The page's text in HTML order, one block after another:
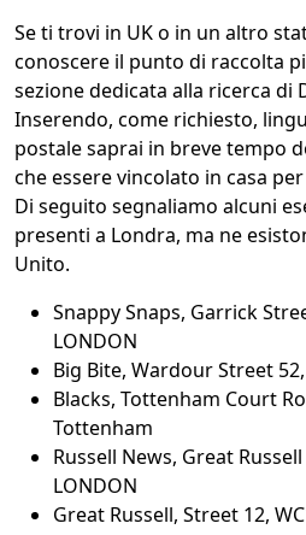
Se ti trovi in UK o in un altro
conoscere il punto di raccolta
sezione dedicata alla ricerca di
Inserendo, come richiesto,
postale saprai in breve tempo
che essere vincolato in casa
Di seguito segnaliamo alcuni
presenti a Londra, ma ne
Unito.
Snappy Snaps, Garrick
LONDON
Big Bite, Wardour Street
Blacks, Tottenham Court
Tottenham
Russell News, Great
LONDON
Great Russell, Street 12,